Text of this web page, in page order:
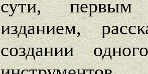
сути, первым
изданием,
создании